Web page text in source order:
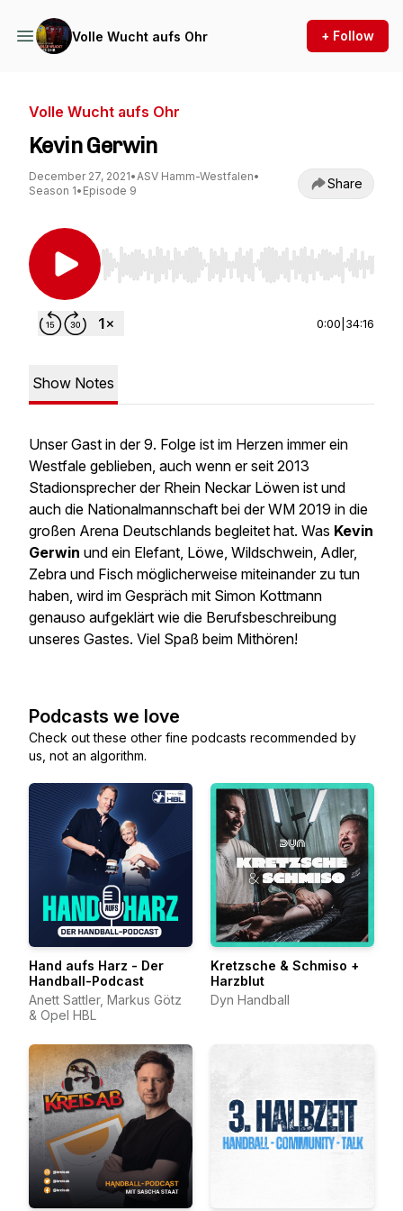
Volle Wucht aufs Ohr + Follow
Volle Wucht aufs Ohr
Kevin Gerwin
December 27, 2021•ASV Hamm-Westfalen•
Season 1• Episode 9 Share
Use Left/Right to seek, Home/End to jump to
0:00 34:16
Show Notes
Unser Gast in der 9. Folge ist im Herzen immer ein
Westfale geblieben, auch wenn er seit 2013
Stadionsprecher der Rhein Neckar Löwen ist und
auch die Nationalmannschaft bei der WM 2019 in die
großen Arena Deutschlands begleitet hat. Was Kevin
Gerwin und ein Elefant, Löwe, Wildschwein, Adler,
Zebra und Fisch möglicherweise miteinander zu tun
haben, wird im Gespräch mit Simon Kottmann
genauso aufgeklärt wie die Berufsbeschreibung
unseres Gastes. Viel Spaß beim Mithören!
Podcasts we love
Check out these other fine podcasts recommended by
us, not an algorithm.
Hand aufs Harz - Der
Handball-Podcast
Anett Sattler, Markus Götz
& Opel HBL
Kretzsche & Schmiso +
Harzblut
Dyn Handball